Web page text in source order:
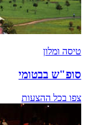
טיסה ומלון
סופ"ש בבטומי
צפו בכל ההצעות